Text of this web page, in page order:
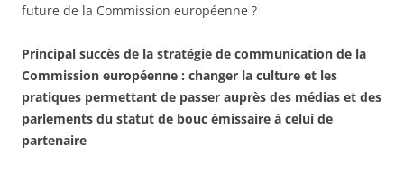
future de la Commission européenne ?
Principal succès de la stratégie de communication de la
Commission européenne : changer la culture et les
pratiques permettant de passer auprès des médias et des
parlements du statut de bouc émissaire à celui de
partenaire